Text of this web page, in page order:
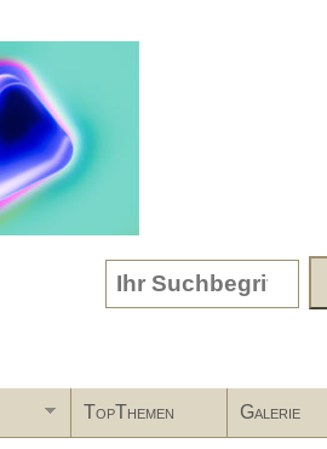
Search form
TopThemen Galerie